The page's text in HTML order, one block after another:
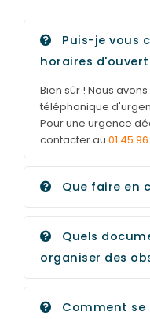
Puis-je vous
horaires
Bien sûr ! Nous
téléphonique
Pour une urgence
contacter au 01 45
Que faire en
Quels
organiser des
Comment